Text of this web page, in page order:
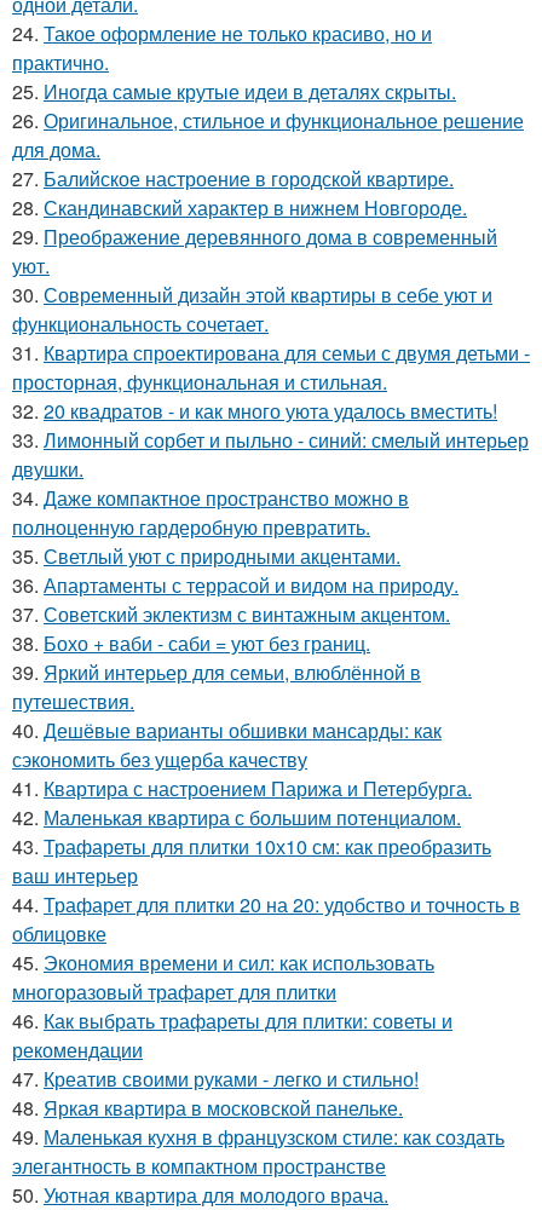
24. Такое оформление не только красиво, но и
практично.
25. Иногда самые крутые идеи в деталях скрыты.
26. Оригинальное, стильное и функциональное решение
для дома.
27. Балийское настроение в городской квартире.
28. Скандинавский характер в нижнем Новгороде.
29. Преображение деревянного дома в современный
уют.
30. Современный дизайн этой квартиры в себе уют и
функциональность сочетает.
31. Квартира спроектирована для семьи с двумя детьми -
просторная, функциональная и стильная.
32. 20 квадратов - и как много уюта удалось вместить!
33. Лимонный сорбет и пыльно - синий: смелый интерьер
двушки.
34. Даже компактное пространство можно в
полноценную гардеробную превратить.
35. Светлый уют с природными акцентами.
36. Апартаменты с террасой и видом на природу.
37. Советский эклектизм с винтажным акцентом.
38. Бохо + ваби - саби = уют без границ.
39. Яркий интерьер для семьи, влюблённой в
путешествия.
40. Дешёвые варианты обшивки мансарды: как
сэкономить без ущерба качеству
41. Квартира с настроением Парижа и Петербурга.
42. Маленькая квартира с большим потенциалом.
43. Трафареты для плитки 10х10 см: как преобразить
ваш интерьер
44. Трафарет для плитки 20 на 20: удобство и точность в
облицовке
45. Экономия времени и сил: как использовать
многоразовый трафарет для плитки
46. Как выбрать трафареты для плитки: советы и
рекомендации
47. Креатив своими руками - легко и стильно!
48. Яркая квартира в московской панельке.
49. Маленькая кухня в французском стиле: как создать
элегантность в компактном пространстве
50. Уютная квартира для молодого врача.